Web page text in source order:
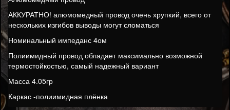
АККУРАТНО! алюмомедный провод очень хрупкий, всего от
нескольких изгибов выводы могут сломаться
Номинальный импеданс 4ом
Полиимидный провод обладает максимально возможной
термостойкостью, самый надежный вариант
Масса 4.05гр
Каркас -полиимидная плёнка